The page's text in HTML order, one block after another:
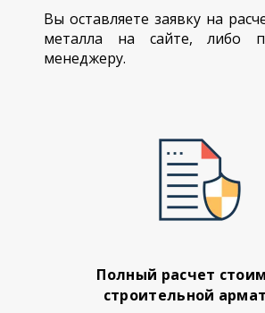
Вы оставляете заявку на
металла на сайте, либо
менеджеру.
Полный расчет
строительной